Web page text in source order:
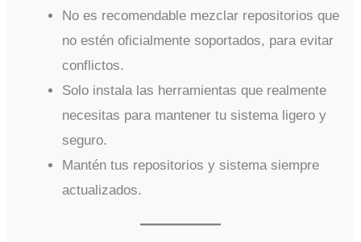
No es recomendable mezclar repositorios que
no estén oficialmente soportados, para evitar
conflictos.
Solo instala las herramientas que realmente
necesitas para mantener tu sistema ligero y
seguro.
Mantén tus repositorios y sistema siempre
actualizados.